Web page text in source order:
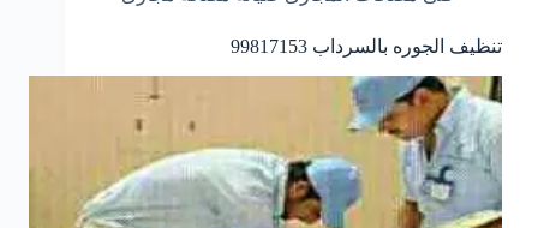
تنظيف الجوره بالسرداب 99817153